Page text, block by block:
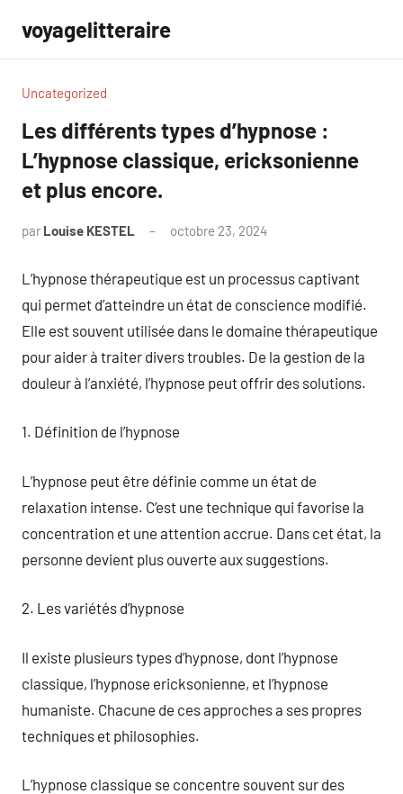
contenu
voyagelitteraire
Uncategorized
Les différents types d’hypnose :
L’hypnose classique, ericksonienne
et plus encore.
par Louise KESTEL octobre 23, 2024
L’hypnose thérapeutique est un processus captivant
qui permet d’atteindre un état de conscience modifié.
Elle est souvent utilisée dans le domaine thérapeutique
pour aider à traiter divers troubles. De la gestion de la
douleur à l’anxiété, l’hypnose peut offrir des solutions.
1. Définition de l’hypnose
L’hypnose peut être définie comme un état de
relaxation intense. C’est une technique qui favorise la
concentration et une attention accrue. Dans cet état, la
personne devient plus ouverte aux suggestions.
2. Les variétés d’hypnose
Il existe plusieurs types d’hypnose, dont l’hypnose
classique, l’hypnose ericksonienne, et l’hypnose
humaniste. Chacune de ces approches a ses propres
techniques et philosophies.
L’hypnose classique se concentre souvent sur des